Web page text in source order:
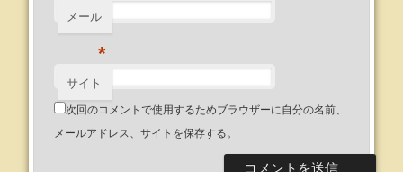
メール
*
サイト
次回のコメントで使用するためブラウザーに自分の名前、
メールアドレス、サイトを保存する。